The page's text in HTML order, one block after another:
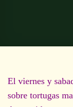
El viernes y
sobre tortugas